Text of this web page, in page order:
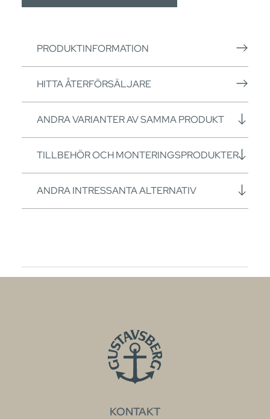
PRODUKTINFORMATION
HITTA ÅTERFÖRSÄLJARE
ANDRA VARIANTER AV SAMMA PRODUKT
TILLBEHÖR OCH MONTERINGSPRODUKTER
ANDRA INTRESSANTA ALTERNATIV
KONTAKT